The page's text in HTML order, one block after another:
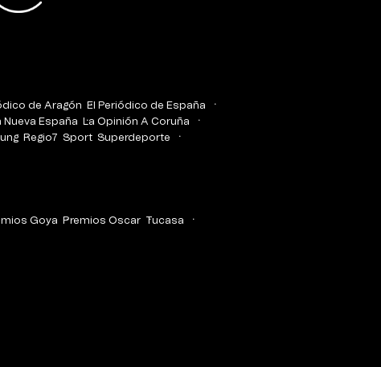
de Aragón
El Periódico de España
Nueva España
La Opinión A Coruña
Regio7 Sport Superdeporte
Goya Premios Oscar
Tucasa